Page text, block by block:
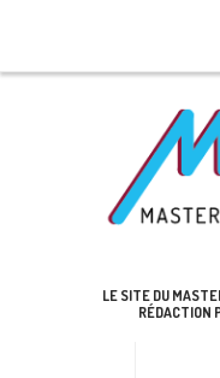
LE SITE DU
RÉDACTION